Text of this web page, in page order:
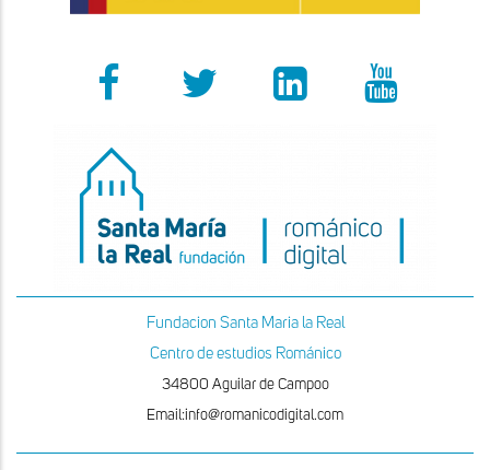
Fundacion Santa Maria la Real
Centro de estudios Románico
34800 Aguilar de Campoo
Email:info@romanicodigital.com